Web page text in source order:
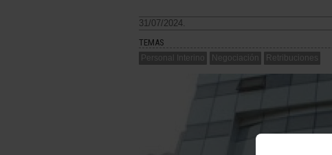
31/07/2024.
TEMAS
Personal Interino Negociación Retribuciones